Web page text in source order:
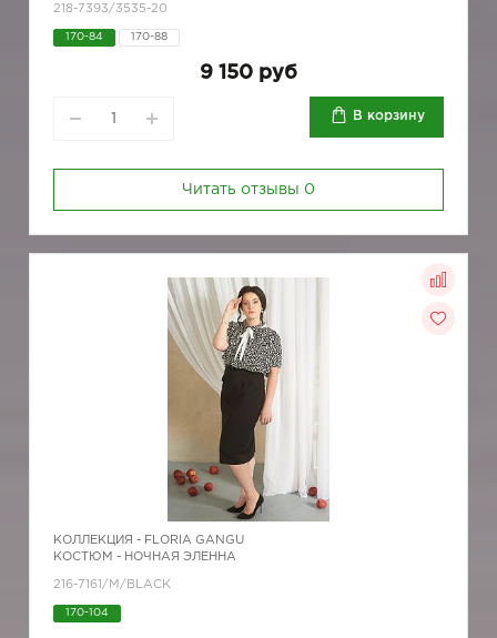
218-7393/3535-20
170-84 170-88
9 150 руб
В корзину
Читать отзывы 0
КОЛЛЕКЦИЯ - FLORIA GANGU
КОСТЮМ - НОЧНАЯ ЭЛЕННА
216-7161/М/BLACK
170-104